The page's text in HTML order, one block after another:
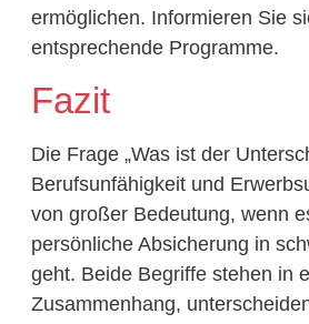
ermöglichen. Informieren Sie
entsprechende Programme.
Fazit
Die Frage „Was ist der
Berufsunfähigkeit und
von großer Bedeutung, wenn
persönliche Absicherung in
geht. Beide Begriffe stehen in
Zusammenhang,